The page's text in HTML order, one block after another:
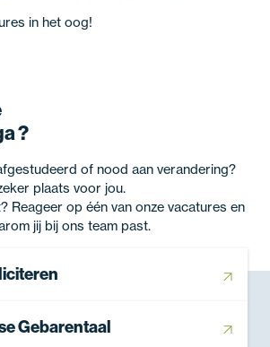
in het oog!
?
of nood aan verandering?
plaats voor jou.
Reageer op één van onze vacatures en
jij bij ons team past.
Gebarentaal